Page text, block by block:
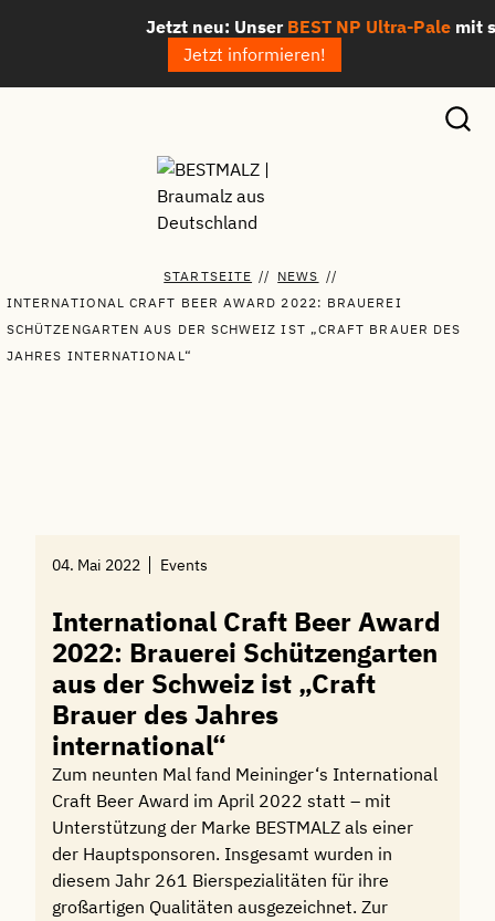
Jetzt neu: UnserBEST NP Ultra-Palemit
Jetzt informieren!
STARTSEITE // NEWS //
INTERNATIONAL CRAFT BEER AWARD 2022: BRAUEREI
SCHÜTZENGARTEN AUS DER SCHWEIZ IST „CRAFT BRAUER DES
JAHRES INTERNATIONAL“
04. Mai 2022 Events
International Craft Beer Award
2022: Brauerei Schützengarten
aus der Schweiz ist „Craft
Brauer des Jahres
international“
Zum neunten Mal fand Meininger‘s International
Craft Beer Award im April 2022 statt – mit
Unterstützung der Marke BESTMALZ als einer
der Hauptsponsoren. Insgesamt wurden in
diesem Jahr 261 Bierspezialitäten für ihre
großartigen Qualitäten ausgezeichnet. Zur